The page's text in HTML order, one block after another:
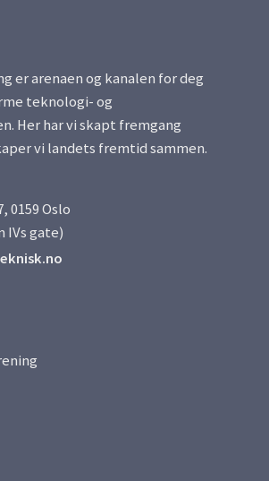
er arenaen og kanalen for deg
teknologi- og
Her har vi skapt fremgang
vi landets fremtid sammen.
0159 Oslo
IVs gate)